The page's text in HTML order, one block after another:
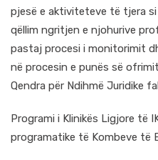
pjesë e aktiviteteve të tjera
qëllim ngritjen e njohurive
pastaj procesi i monitorimit
në procesin e punës së
Qendra për Ndihmë Juridike
Programi i Klinikës Ligjore
programatike të Kombeve të